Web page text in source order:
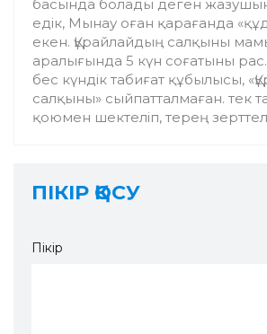
басында болады деген
едік, Мынау оған қарағанда
екен. Құрайлайдың салқыны
аралығында 5 күн соғатыны
бес күндік табиғат құбылысы,
салқыны» сыйпатталмаған. тек
қоюмен шектеліп, терең
ПІКІР ҚОСУ
Пікір